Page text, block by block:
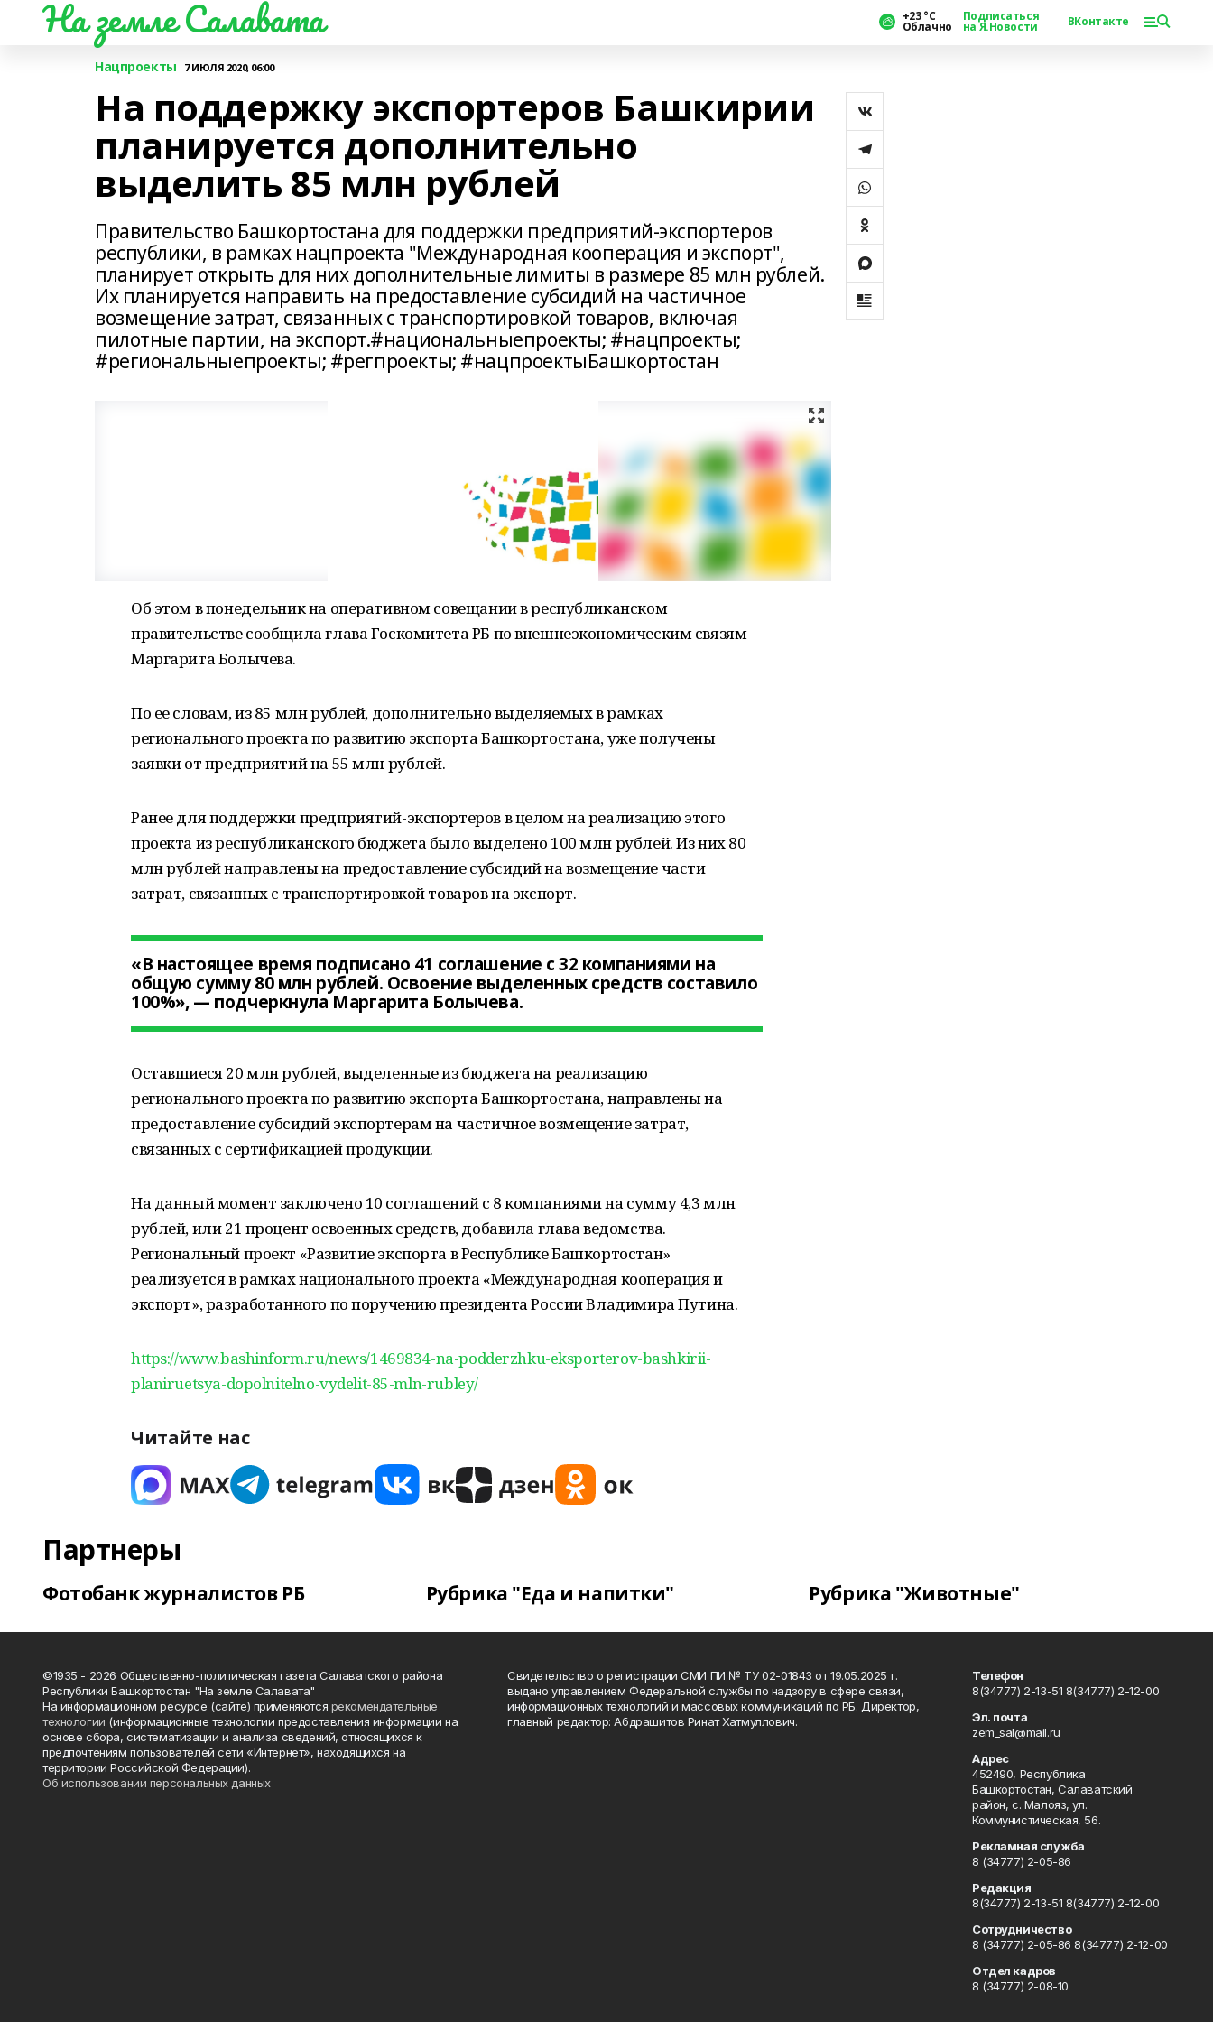
На земле Салавата +23 °С
Облачно
Подписаться
на Я.Новости ВКонтакте
Нацпроекты 7 ИЮЛЯ 2020, 06:00
На поддержку экспортеров Башкирии
планируется дополнительно
выделить 85 млн рублей
Правительство Башкортостана для поддержки предприятий-экспортеров
республики, в рамках нацпроекта "Международная кооперация и экспорт",
планирует открыть для них дополнительные лимиты в размере 85 млн рублей.
Их планируется направить на предоставление субсидий на частичное
возмещение затрат, связанных с транспортировкой товаров, включая
пилотные партии, на экспорт.#национальныепроекты; #нацпроекты;
#региональныепроекты; #регпроекты; #нацпроектыБашкортостан
Об этом в понедельник на оперативном совещании в республиканском
правительстве сообщила глава Госкомитета РБ по внешнеэкономическим связям
Маргарита Болычева.
По ее словам, из 85 млн рублей, дополнительно выделяемых в рамках
регионального проекта по развитию экспорта Башкортостана, уже получены
заявки от предприятий на 55 млн рублей.
Ранее для поддержки предприятий-экспортеров в целом на реализацию этого
проекта из республиканского бюджета было выделено 100 млн рублей. Из них 80
млн рублей направлены на предоставление субсидий на возмещение части
затрат, связанных с транспортировкой товаров на экспорт.
«В настоящее время подписано 41 соглашение с 32 компаниями на
общую сумму 80 млн рублей. Освоение выделенных средств составило
100%», — подчеркнула Маргарита Болычева.
Оставшиеся 20 млн рублей, выделенные из бюджета на реализацию
регионального проекта по развитию экспорта Башкортостана, направлены на
предоставление субсидий экспортерам на частичное возмещение затрат,
связанных с сертификацией продукции.
На данный момент заключено 10 соглашений с 8 компаниями на сумму 4,3 млн
рублей, или 21 процент освоенных средств, добавила глава ведомства.
Региональный проект «Развитие экспорта в Республике Башкортостан»
реализуется в рамках национального проекта «Международная кооперация и
экспорт», разработанного по поручению президента России Владимира Путина.
https://www.bashinform.ru/news/1469834-na-podderzhku-eksporterov-bashkirii-
planiruetsya-dopolnitelno-vydelit-85-mln-rubley/
Читайте нас
Партнеры
Фотобанк журналистов РБ Рубрика "Еда и напитки" Рубрика "Животные"
©1935 - 2026 Общественно-политическая газета Салаватского района
Республики Башкортостан "На земле Салавата"
На информационном ресурсе (сайте) применяются рекомендательные
технологии (информационные технологии предоставления информации на
основе сбора, систематизации и анализа сведений, относящихся к
предпочтениям пользователей сети «Интернет», находящихся на
территории Российской Федерации).
Об использовании персональных данных
Свидетельство о регистрации СМИ ПИ № ТУ 02-01843 от 19.05.2025 г.
выдано управлением Федеральной службы по надзору в сфере связи,
информационных технологий и массовых коммуникаций по РБ. Директор,
главный редактор: Абдрашитов Ринат Хатмуллович.
Телефон
8(34777) 2-13-51 8(34777) 2-12-00
Эл. почта
zem_sal@mail.ru
Адрес
452490, Республика
Башкортостан, Салаватский
район, с. Малояз, ул.
Коммунистическая, 56.
Рекламная служба
8 (34777) 2-05-86
Редакция
8(34777) 2-13-51 8(34777) 2-12-00
Сотрудничество
8 (34777) 2-05-86 8(34777) 2-12-00
Отдел кадров
8 (34777) 2-08-10